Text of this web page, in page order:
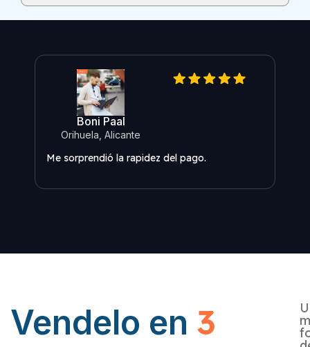
Boni Paal
Orihuela, Alicante
Me sorprendió la rapidez del pago.
Vendelo en 3